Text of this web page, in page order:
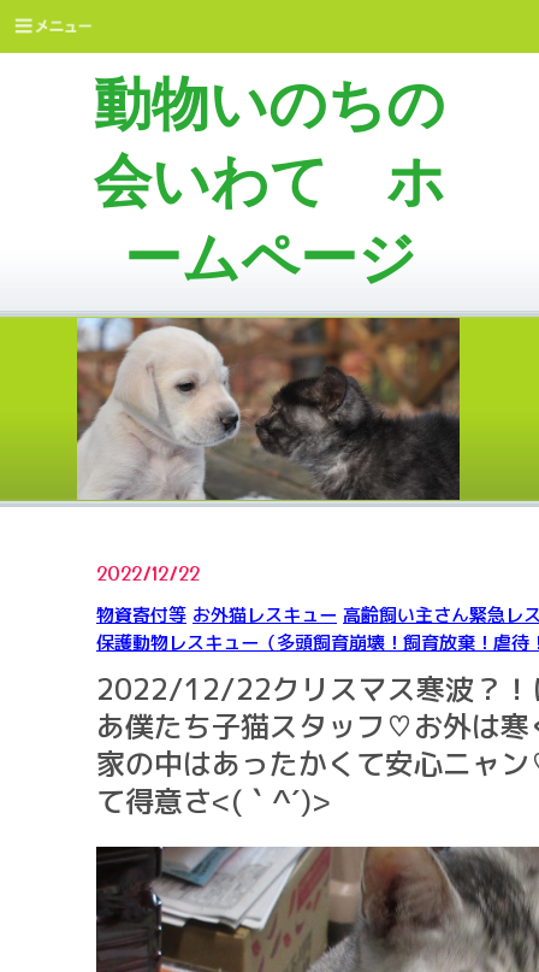
動物いのちの
会いわて ホ
ームページ
2022/12/22
物資寄付等 お外猫レスキュー 高齢飼い主さん緊急レ
保護動物レスキュー（多頭飼育崩壊！飼育放棄！虐待
2022/12/22クリスマス寒波？！
あ僕たち子猫スタッフ♡お外は寒
家の中はあったかくて安心ニャ
て得意さ<(｀^´)>